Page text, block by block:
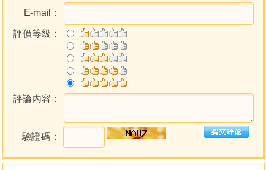
卯兔
卯（兔）年生人之姓名吉凶概論
卯（兔）生剋
卯（兔）生肖五行生剋之六種型態
卯（兔）喜忌
卯（兔）生人生月吉凶
姓名解析範例
辰（龍）年出生之姓名吉凶概論
辰（龍）生剋
辰（龍）生肖五行生剋之六種型態
E-mail：
評價等級：
評論內容：
驗證碼：